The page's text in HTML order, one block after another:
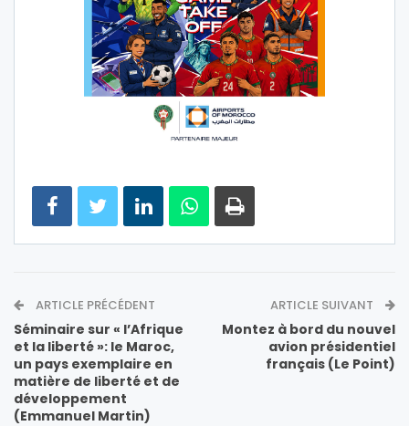
ARTICLE PRÉCÉDENT
Séminaire sur « l’Afrique
et la liberté »: le Maroc,
un pays exemplaire en
matière de liberté et de
développement
(Emmanuel Martin)
ARTICLE SUIVANT
Montez à bord du nouvel
avion présidentiel
français (Le Point)